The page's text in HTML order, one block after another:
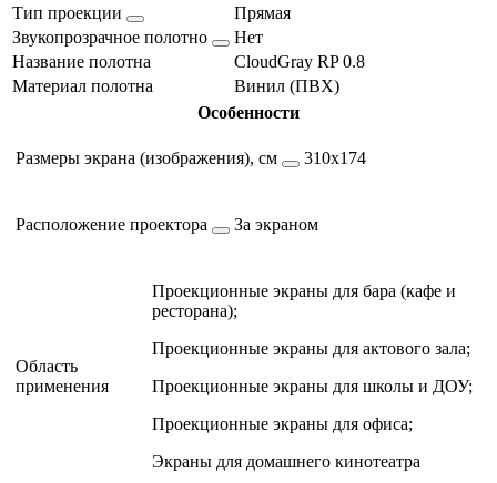
Тип проекции
Прямая
Звукопрозрачное полотно
Нет
Название полотна
CloudGray RP 0.8
Материал полотна
Винил (ПВХ)
Особенности
Размеры экрана (изображения), см 310х174
Расположение проектора За экраном
Область
применения
Проекционные экраны для бара (кафе и
ресторана);
Проекционные экраны для актового зала;
Проекционные экраны для школы и ДОУ;
Проекционные экраны для офиса;
Экраны для домашнего кинотеатра